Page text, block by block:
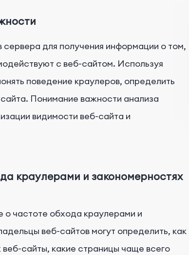
для получения информации о том,
с веб-сайтом. Используя
поведение краулеров, определить
Понимание важности анализа
видимости веб-сайта и
краулерами и закономерностях
частоте обхода краулерами и
веб-сайтов могут определить, как
сайты, какие страницы чаще всего